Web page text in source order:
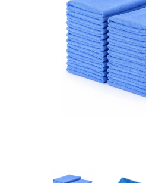
Clean utěrka z mikrovlákna
vybaveniprouklid.cz utěrka